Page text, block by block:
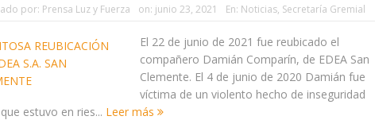
por: Prensa Luz y Fuerza on: junio 23, 2021 En: Noticias, Secretaría Gremial
El 22 de junio de 2021 fue reubicado el
compañero Damián Comparín, de EDEA San
Clemente. El 4 de junio de 2020 Damián fue
víctima de un violento hecho de inseguridad
estuvo en ries... Leer más